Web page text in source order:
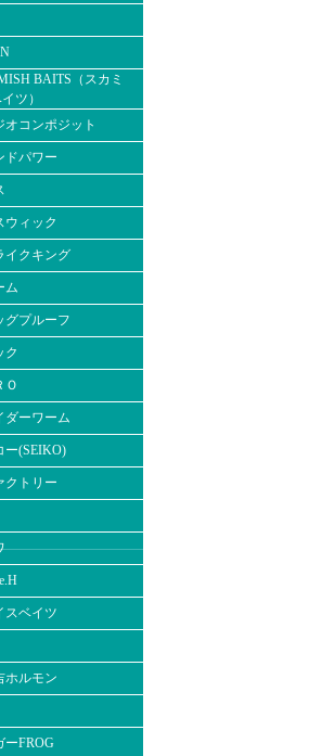
BAITS（スカミ
ツ）
オコンポジット
ドパワー
ウィック
イクキング
ム
グプルーフ
ク
Ｏ
ダーワーム
ー(SEIKO)
クトリー
スベイツ
ホルモン
ーFROG